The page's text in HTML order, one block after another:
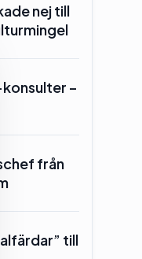
nej till
konsulter –
från
till